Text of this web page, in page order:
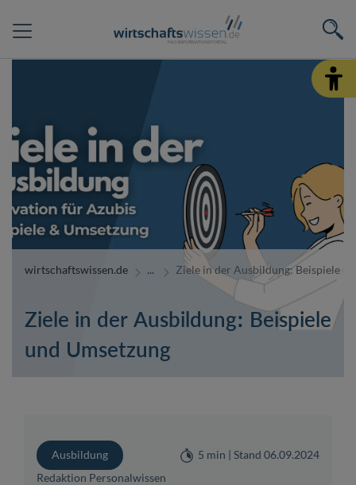
wirtschaftswissen.de Ziele in der Ausbildung: Beispiele
Ziele in der Ausbildung: Beispiele
und Umsetzung
Ausbildung
5 min | Stand 06.09.2024
Redaktion Personalwissen